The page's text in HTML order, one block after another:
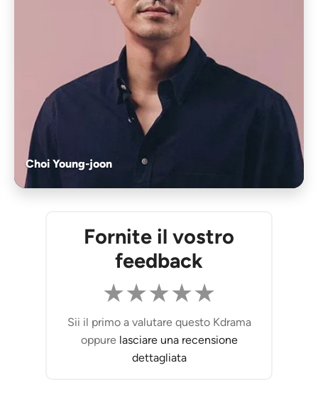
Choi Young-joon
Fornite il vostro
feedback
★★★★★
Sii il primo a valutare questo Kdrama
oppure lasciare una recensione
dettagliata